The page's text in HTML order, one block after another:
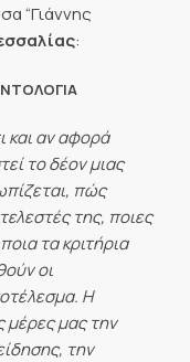
“Γιάννης
:
και αν αφορά
το δέον μιας
πώς
της, ποιες
τα κριτήρια
οι
Η
μας την
την